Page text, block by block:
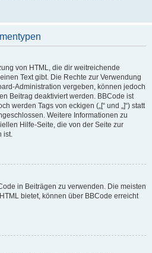
von HTML, die dir weitreichende
Text gibt. Die Rechte zur Verwendung
Administration vergeben, können jedoch
Beitrag deaktiviert werden. BBCode ist
werden Tags von eckigen („[“ und „]“) statt
Weitere Informationen zu
Hilfe-Seite, die von der Seite zur
ist.
in Beiträgen zu verwenden. Die meisten
bietet, können über BBCode erreicht